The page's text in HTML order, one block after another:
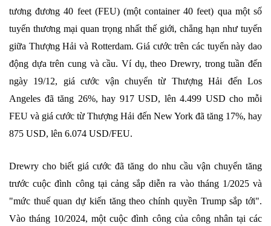
tương đương 40 feet (FEU) (một container 40 feet) qua một số
tuyến thương mại quan trọng nhất thế giới, chẳng hạn như tuyến
giữa Thượng Hải và Rotterdam. Giá cước trên các tuyến này dao
động dựa trên cung và cầu. Ví dụ, theo Drewry, trong tuần đến
ngày 19/12, giá cước vận chuyển từ Thượng Hải đến Los
Angeles đã tăng 26%, hay 917 USD, lên 4.499 USD cho mỗi
FEU và giá cước từ Thượng Hải đến New York đã tăng 17%, hay
875 USD, lên 6.074 USD/FEU.
Drewry cho biết giá cước đã tăng do nhu cầu vận chuyển tăng
trước cuộc đình công tại cảng sắp diễn ra vào tháng 1/2025 và
"mức thuế quan dự kiến ​​tăng theo chính quyền Trump sắp tới".
Vào tháng 10/2024, một cuộc đình công của công nhân tại các